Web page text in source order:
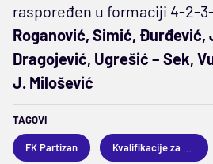
raspoređen u formaciji 4-2-
Roganović, Simić, Đurđević,
Dragojević, Ugrešić – Sek,
J. Milošević
TAGOVI
FK Partizan